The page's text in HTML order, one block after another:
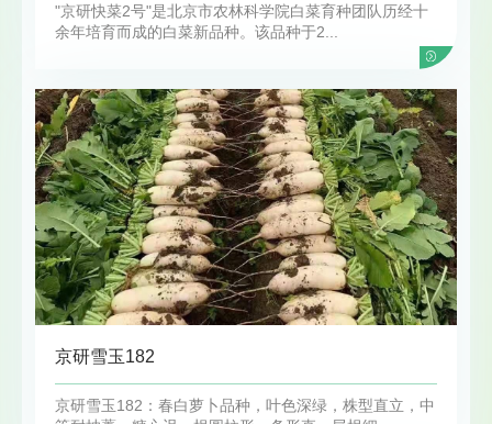
"京研快菜2号"是北京市农林科学院白菜育种团队历经十
余年培育而成的白菜新品种。该品种于2...
京研雪玉182
京研雪玉182：春白萝卜品种，叶色深绿，株型直立，中